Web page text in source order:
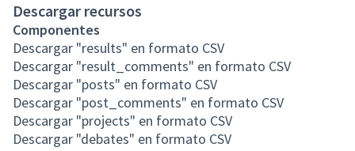
Descargar recursos
Componentes
Descargar "results" en formato CSV
Descargar "result_comments" en formato CSV
Descargar "posts" en formato CSV
Descargar "post_comments" en formato CSV
Descargar "projects" en formato CSV
Descargar "debates" en formato CSV